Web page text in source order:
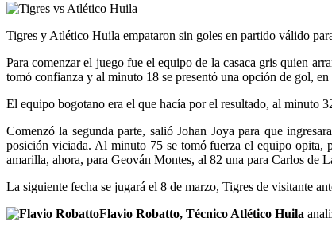
Tigres y Atlético Huila empataron sin goles en partido válido
Para comenzar el juego fue el equipo de la casaca gris quien
tomó confianza y al minuto 18 se presentó una opción de gol,
El equipo bogotano era el que hacía por el resultado, al minuto
Comenzó la segunda parte, salió Johan Joya para que
posición viciada. Al minuto 75 se tomó fuerza el equipo opita,
amarilla, ahora, para Geován Montes, al 82 una para Carlos de
La siguiente fecha se jugará el 8 de marzo, Tigres de visitante
Flavio Robatto, Técnico Atlético Huila